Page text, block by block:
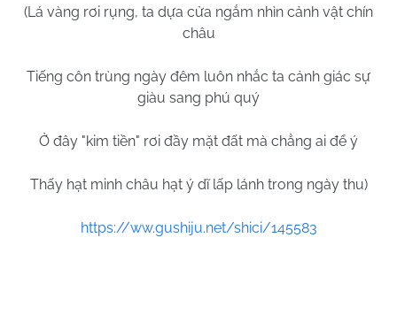
(Lá vàng rơi rụng, ta dựa cửa ngắm nhìn cảnh vật chín
châu
Tiếng côn trùng ngày đêm luôn nhắc ta cảnh giác sự
giàu sang phú quý
Ở đây "kim tiền" rơi đầy mặt đất mà chẳng ai để ý
Thấy hạt minh châu hạt ý dĩ lấp lánh trong ngày thu)
https://ww.gushiju.net/shici/145583